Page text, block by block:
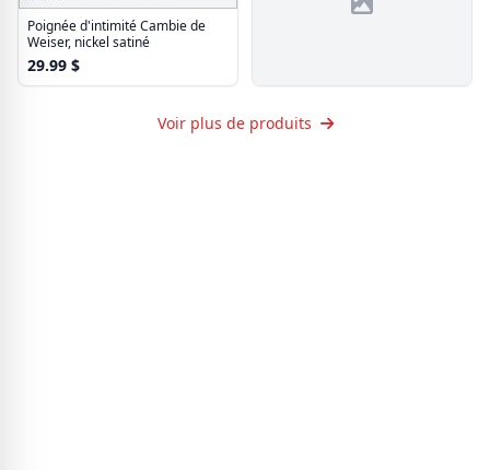
Poignée d'intimité Cambie de
Weiser, nickel satiné
29.99 $
Fundamentals
Voir plus de produits